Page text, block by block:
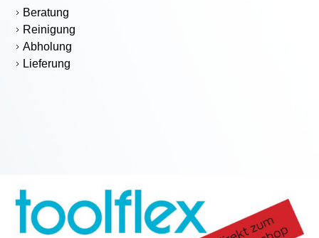
Service
Technologie
Links
Beratung
Reinigung
Abholung
Lieferung